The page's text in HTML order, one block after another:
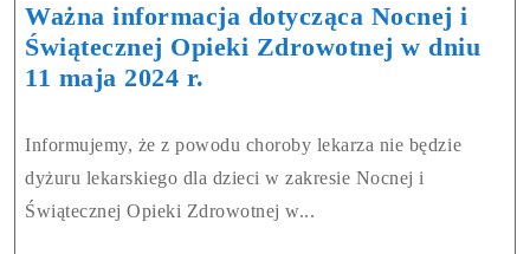
Ważna informacja dotycząca Nocnej i
Świątecznej Opieki Zdrowotnej w dniu
11 maja 2024 r.
Informujemy, że z powodu choroby lekarza nie będzie
dyżuru lekarskiego dla dzieci w zakresie Nocnej i
Świątecznej Opieki Zdrowotnej w...